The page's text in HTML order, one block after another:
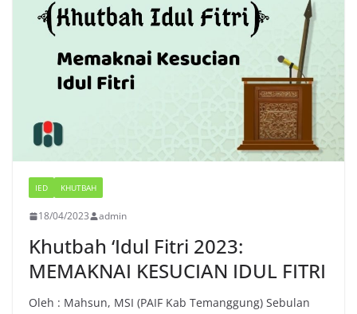
IED KHUTBAH
18/04/2023 admin
Khutbah ‘Idul Fitri 2023:
MEMAKNAI KESUCIAN IDUL FITRI
Oleh : Mahsun, MSI (PAIF Kab Temanggung) Sebulan